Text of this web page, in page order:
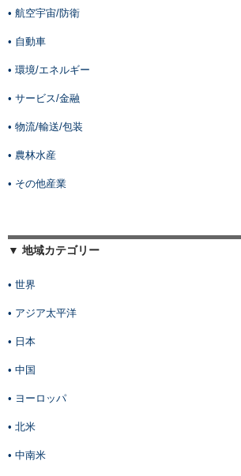
• 航空宇宙/防衛
• 自動車
• 環境/エネルギー
• サービス/金融
• 物流/輸送/包装
• 農林水産
• その他産業
▼ 地域カテゴリー
• 世界
• アジア太平洋
• 日本
• 中国
• ヨーロッパ
• 北米
• 中南米